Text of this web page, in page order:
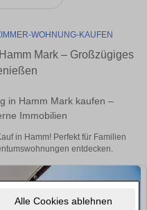
Alle Cookies ablehnen
WOHNUNG-KAUFEN
Mark – Großzügiges
in Hamm Mark kaufen –
Immobilien
in Hamm! Perfekt für Familien
entdecken.